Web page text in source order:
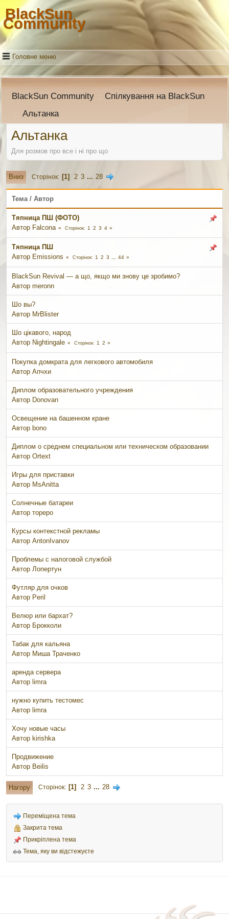
BlackSun
Community
Головне меню
BlackSun Community :: Спілкування на BlackSun
:: Альтанка
Альтанка
Для розмов про все і ні про що
Вниз Сторінок 1 2 3 ... 28
Тема/ Автор
Тяпница ПШ (ФОТО)
Автор Falcona Сторінок 1 2 3 4
Тяпница ПШ
Автор Emissions Сторінок 1 2 3 44
BlackSun Revival — а що, якщо ми знову це зробимо?
Автор meronn
Шо вы?
Автор MrBlister
Шо цікавого, народ
Автор Nightingale Сторінок 1 2
Покупка домкрата для легкового автомобиля
Автор Апчхи
Диплом образовательного учреждения
Автор Donovan
Освещение на башенном кране
Автор bono
Диплом о среднем специальном или техническом образовании
Автор Ortext
Игры для приставки
Автор MsAnitta
Солнечные батареи
Автор тореро
Курсы контекстной рекламы
Автор AntonIvanov
Проблемы с налоговой службой
Автор Лопертун
Футляр для очков
Автор Peril
Велюр или бархат?
Автор Брокколи
Табак для кальяна
Автор Миша Траченко
аренда сервера
Автор limra
нужно купить тестомес
Автор limra
Хочу новые часы
Автор kirishka
Продвижение
Автор Beilis
Нагору Сторінок 1 2 3 ... 28
Переміщена тема
Закрита тема
Прикріплена тема
Тема, яку ви відстежуєте